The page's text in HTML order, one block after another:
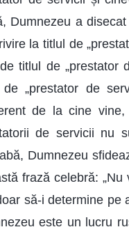
Dumnezeu a
la titlul de
titlul de „prestator
„prestator de
de la cine
de servicii nu
Dumnezeu
frază celebră:
să-i determine pe
este un lucru